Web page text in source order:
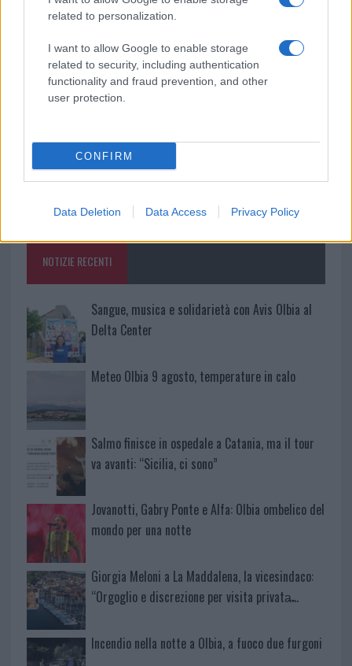
related to personalization.
I want to allow Google to enable storage
related to security, including authentication
functionality and fraud prevention, and other
user protection.
CONFIRM
Data Deletion Data Access Privacy Policy
Condividi l'articolo
a
ce
b
o
o
k
w
it
te
r
n
te
re
st
h
at
s
A
p
h
a
Articolo precedente
NOTIZIE RECENTI
Sangue, musica e solidarietà con Avis Olbia al
Delta Center
Meteo Olbia 9 agosto, temperature in calo
Salmo finisce in ospedale a Catania, ma il tour
va avanti: “Sicilia, ci sono”
Jovanotti, Gabry Ponte e Alfa: Olbia ombelico del
mondo per una notte
Giorgia Meloni a La Maddalena, la vicesindaco:
“Orgoglio e discrezione per visita privata̶…
Incendio nella notte a Olbia, a fuoco due furgoni